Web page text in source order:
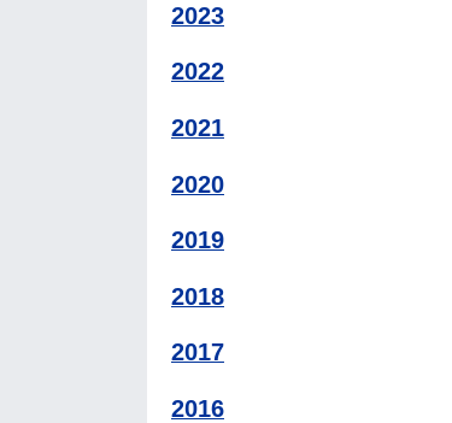
2023
2022
2021
2020
2019
2018
2017
2016